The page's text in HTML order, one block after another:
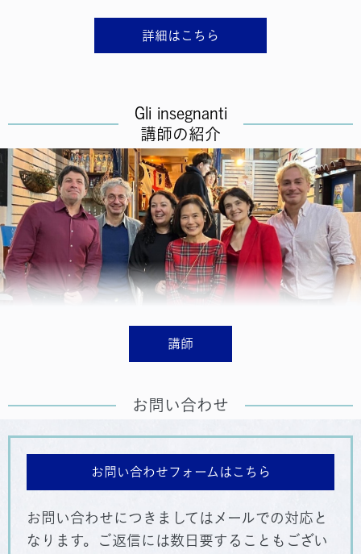
詳細はこちら
Gli insegnanti
講師の紹介
講師
お問い合わせ
お問い合わせフォームはこちら
お問い合わせにつきましてはメールでの対応と
なります。ご返信には数日要することもござい